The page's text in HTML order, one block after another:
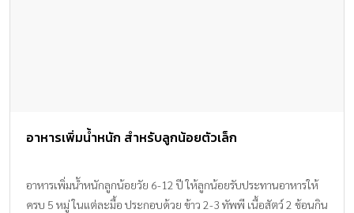
อาหารเพิ่มน้ำหนัก สำหรับลูกน้อยตัวเล็ก
อาหารเพิ่มน้ำหนักลูกน้อยวัย 6-12 ปี ให้ลูกน้อยรับประทานอาหารให้
ครบ 5 หมู่ ในแต่ละมื้อ ประกอบด้วย ข้าว 2-3 ทัพพี เนื้อสัตว์ 2 ช้อนกิน